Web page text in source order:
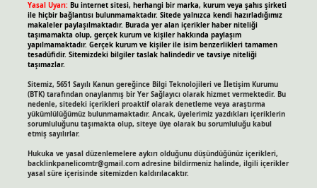
Yasal Uyarı: Bu internet sitesi, herhangi bir marka, kurum veya şahıs şirketi
ile hiçbir bağlantısı bulunmamaktadır. Sitede yalnızca kendi hazırladığımız
makaleler paylaşılmaktadır. Burada yer alan içerikler haber niteliği
taşımamakta olup, gerçek kurum ve kişiler hakkında paylaşım
yapılmamaktadır. Gerçek kurum ve kişiler ile isim benzerlikleri tamamen
tesadüfidir. Sitemizdeki bilgiler taslak halindedir ve tavsiye niteliği
taşımazlar.
Sitemiz, 5651 Sayılı Kanun gereğince Bilgi Teknolojileri ve İletişim Kurumu
(BTK) tarafından onaylanmış bir Yer Sağlayıcı olarak hizmet vermektedir. Bu
nedenle, sitedeki içerikleri proaktif olarak denetleme veya araştırma
yükümlülüğümüz bulunmamaktadır. Ancak, üyelerimiz yazdıkları içeriklerin
sorumluluğunu taşımakta olup, siteye üye olarak bu sorumluluğu kabul
etmiş sayılırlar.
Hukuka ve yasal düzenlemelere aykırı olduğunu düşündüğünüz içerikleri,
backlinkpanelicomtr@gmail.comadresine bildirmeniz halinde, ilgili içerikler
yasal süre içerisinde sitemizden kaldırılacaktır.